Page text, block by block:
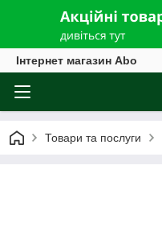
Інтернет магазин Abo
Товари та послуги